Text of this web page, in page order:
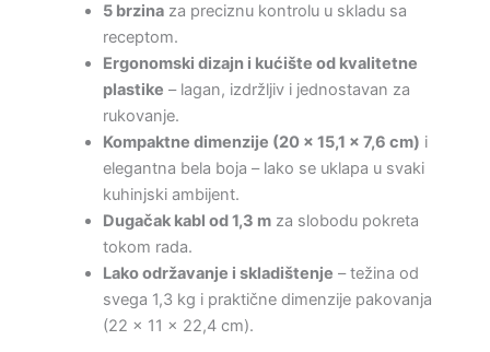
5 brzinaza preciznu kontrolu u skladu sa
receptom.
Ergonomski dizajn i kućište od kvalitetne
plastike – lagan, izdržljiv i jednostavan za
rukovanje.
Kompaktne dimenzije (20 × 15,1 × 7,6 cm) i
elegantna bela boja – lako se uklapa u svaki
kuhinjski ambijent.
Dugačak kabl od 1,3 mza slobodu pokreta
tokom rada.
Lako održavanje i skladištenje – težina od
svega 1,3 kg i praktične dimenzije pakovanja
(22 × 11 × 22,4 cm).